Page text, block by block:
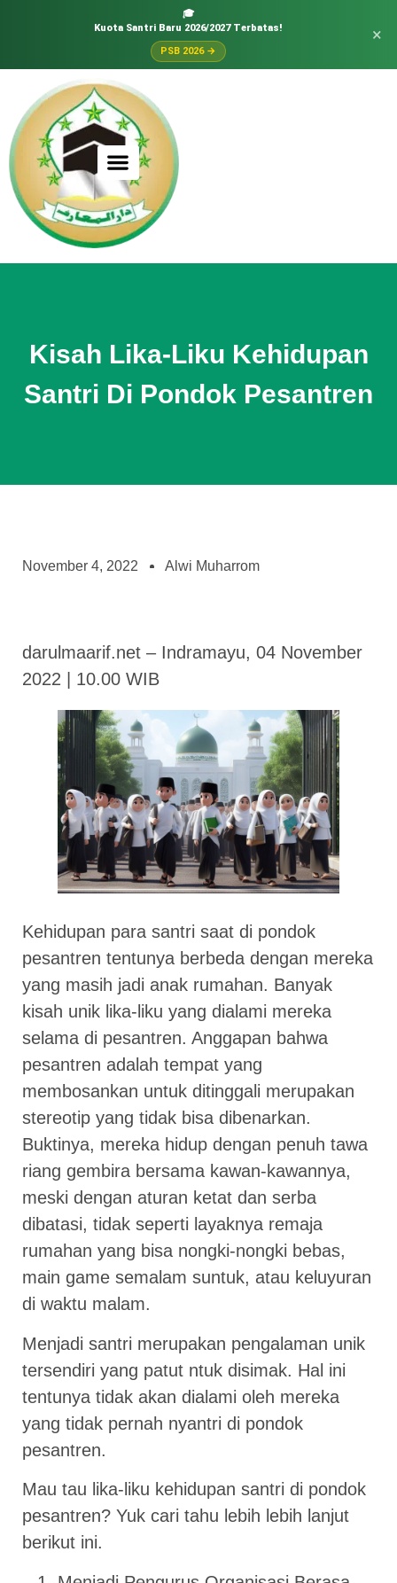
🎓
Kuota Santri Baru 2026/2027 Terbatas!
PSB 2026 →
×
Kisah Lika-Liku Kehidupan
Santri Di Pondok Pesantren
November 4, 2022 Alwi Muharrom
darulmaarif.net – Indramayu, 04 November
2022 | 10.00 WIB
Kehidupan para santri saat di pondok
pesantren tentunya berbeda dengan mereka
yang masih jadi anak rumahan. Banyak
kisah unik lika-liku yang dialami mereka
selama di pesantren. Anggapan bahwa
pesantren adalah tempat yang
membosankan untuk ditinggali merupakan
stereotip yang tidak bisa dibenarkan.
Buktinya, mereka hidup dengan penuh tawa
riang gembira bersama kawan-kawannya,
meski dengan aturan ketat dan serba
dibatasi, tidak seperti layaknya remaja
rumahan yang bisa nongki-nongki bebas,
main game semalam suntuk, atau keluyuran
di waktu malam.
Menjadi santri merupakan pengalaman unik
tersendiri yang patut ntuk disimak. Hal ini
tentunya tidak akan dialami oleh mereka
yang tidak pernah nyantri di pondok
pesantren.
Mau tau lika-liku kehidupan santri di pondok
pesantren? Yuk cari tahu lebih lebih lanjut
berikut ini.